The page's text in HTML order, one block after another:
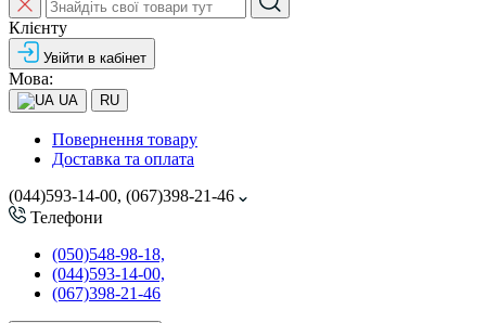
Клієнту
Увійти в кабінет
Мова:
UA RU
Повернення товару
Доставка та оплата
(044)593-14-00, (067)398-21-46
Телефони
(050)548-98-18,
(044)593-14-00,
(067)398-21-46